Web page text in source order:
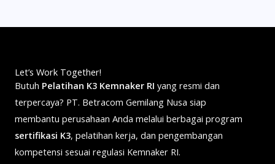
Let’s Work Together!
Butuh Pelatihan K3 Kemnaker RI yang resmi dan
terpercaya? PT. Betracom Gemilang Nusa siap
membantu perusahaan Anda melalui berbagai program
sertifikasi K3, pelatihan kerja, dan pengembangan
kompetensi sesuai regulasi Kemnaker RI.